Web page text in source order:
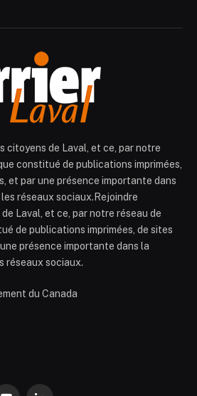
citoyens de Laval, et ce, par notre
constitué de publications imprimées,
et par une présence importante dans
réseaux sociaux.Rejoindre
de Laval, et ce, par notre réseau de
de publications imprimées, de sites
présence importante dans la
réseaux sociaux.
du Canada